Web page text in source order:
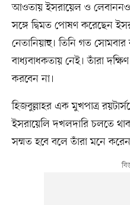
আওতায় ইসরায়েল ও
সঙ্গে দ্বিমত পোষণ করেছেন
নেতানিয়াহু। তিনি গত
বাধ্যবাধকতায় নেই। তাঁরা
করবেন না।
হিজবুল্লাহর এক মুখপাত্র
ইসরায়েলি দখলদারি চলতে
সম্মত হবে বলে তাঁরা মনে